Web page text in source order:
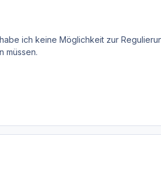
ich keine Möglichkeit zur
müssen.